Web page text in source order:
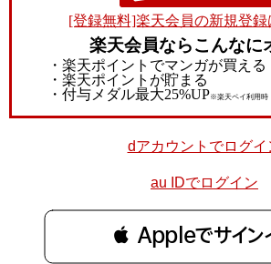
[登録無料]楽天会員の新規登
楽天会員ならこんなに
・楽天ポイントでマンガが買える
・楽天ポイントが貯まる
・付与メダル最大25%UP※楽天ペイ利用時
dアカウントでログイ
au IDでログイン
 Appleでサイン